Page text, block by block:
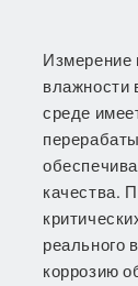
Измерение
влажности
среде
качества.
реального
коррозию